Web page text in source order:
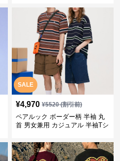
SALE
¥4,970 ¥5520(割引前)
ペアルック ボーダー柄 半袖 丸
首 男女兼用 カジュアル 半袖Tシ